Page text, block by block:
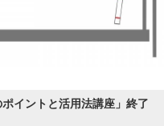
イントと活用法講座」終了